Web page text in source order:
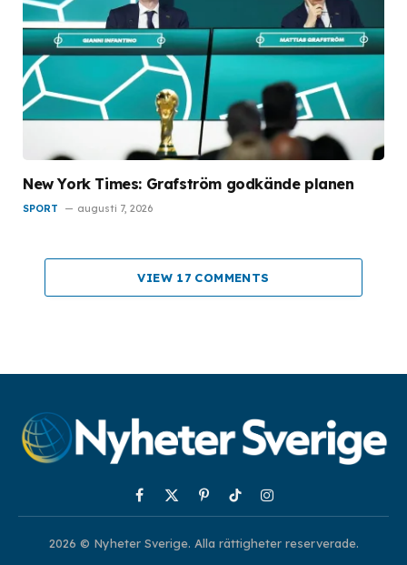
New York Times: Grafström godkände planen
SPORT augusti 7, 2026
VIEW 17 COMMENTS
Facebook
X
(Twitter)
PinterestTikTokInstagram
2026 © Nyheter Sverige. Alla rättigheter reserverade.